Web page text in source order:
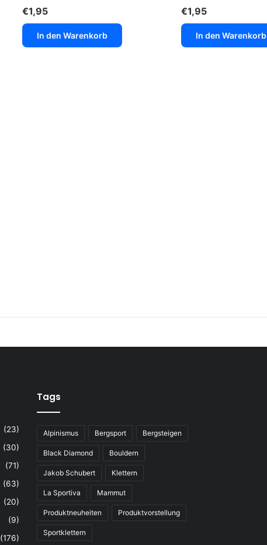
€1,95
In den Warenkorb
€1,95
In den Warenkorb
(23)
(30)
(71)
(63)
(20)
(9)
(176)
Tags
Alpinismus Bergsport Bergsteigen
Black Diamond Bouldern
Jakob Schubert Klettern
La Sportiva Mammut
Produktneuheiten Produktvorstellung
Sportklettern